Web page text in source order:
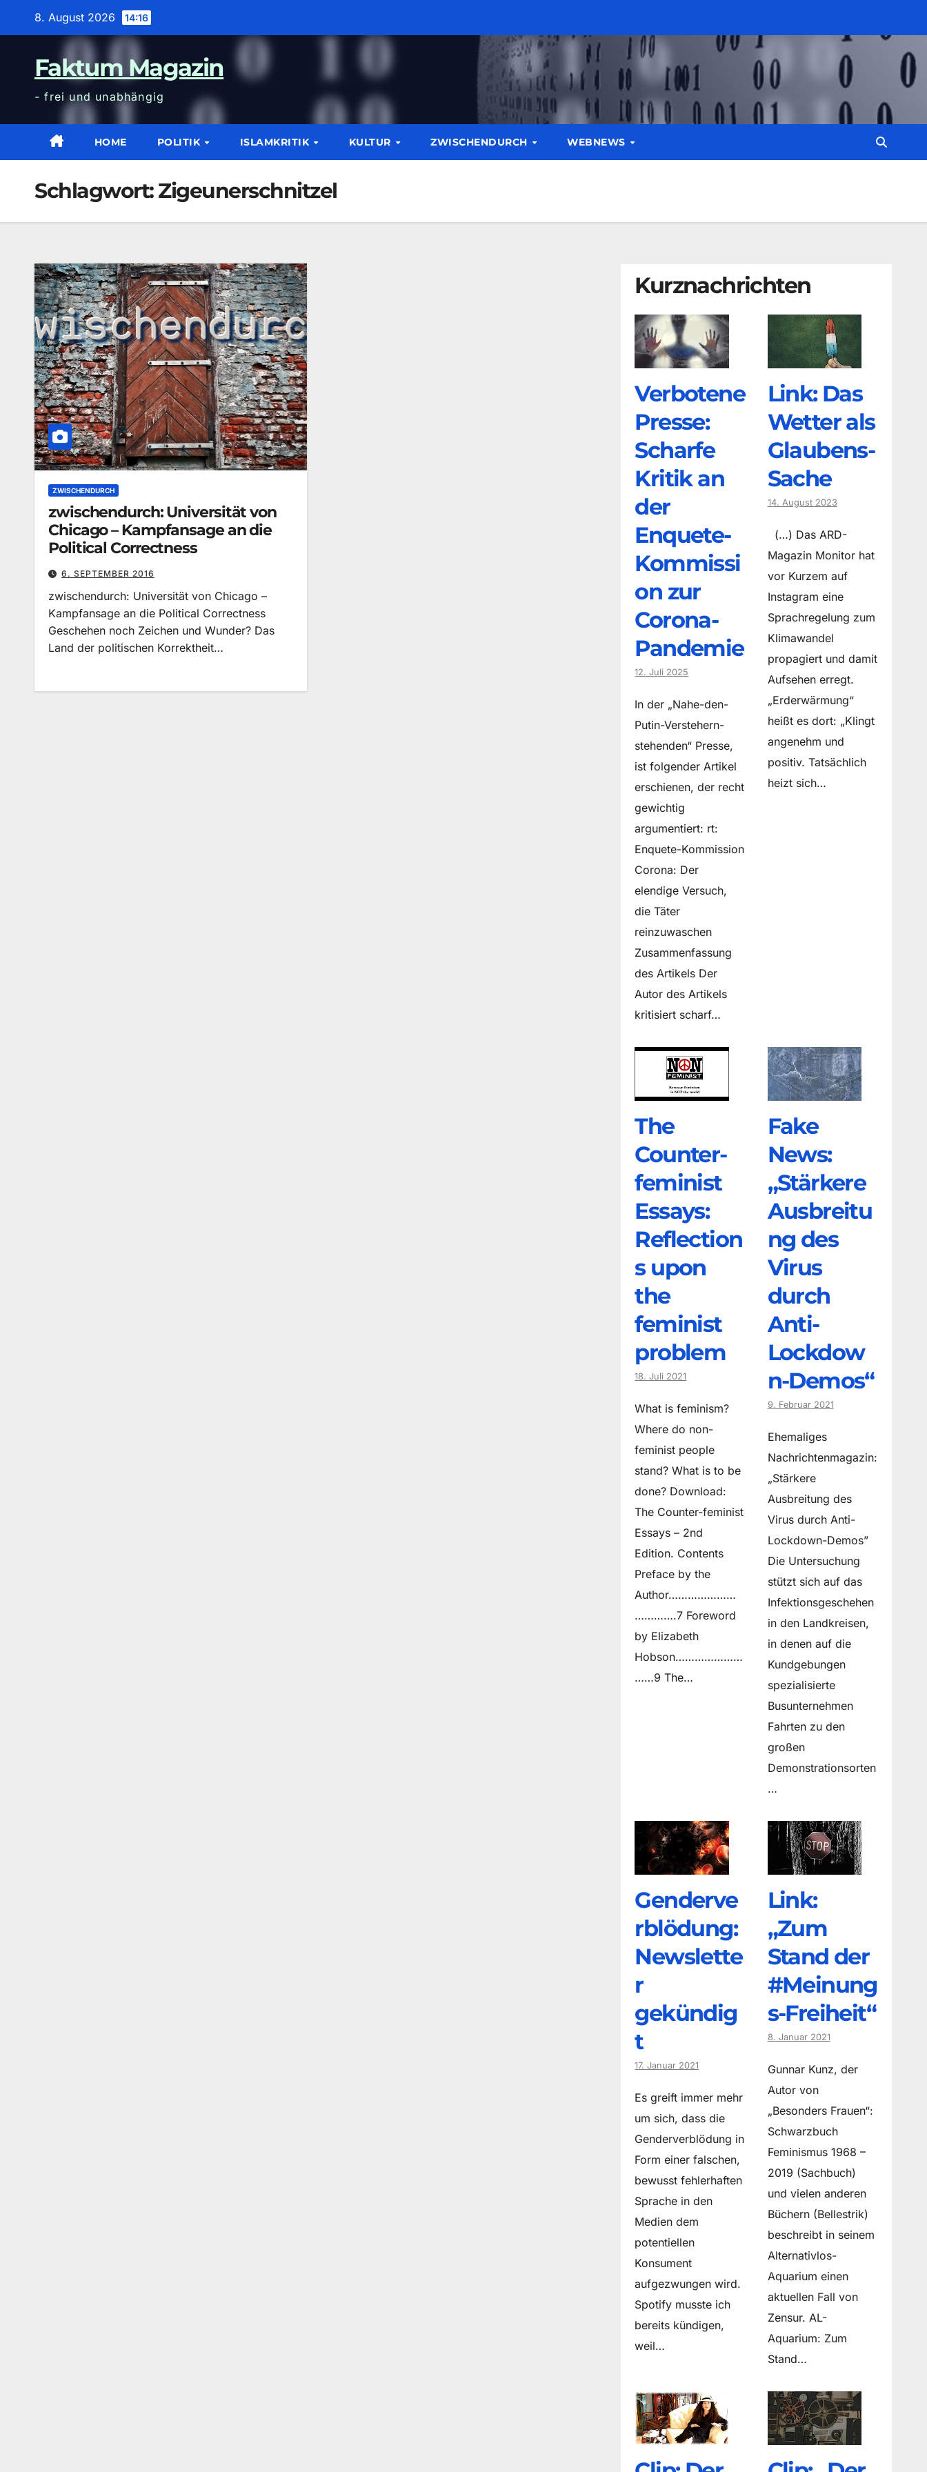
8. August 2026 14:16
Faktum Magazin
- frei und unabhängig
HOME POLITIK ISLAMKRITIK KULTUR ZWISCHENDURCH WEBNEWS
Schlagwort:Zigeunerschnitzel
ZWISCHENDURCH
zwischendurch: Universität von
Chicago – Kampfansage an die
Political Correctness
6. SEPTEMBER 2016
zwischendurch: Universität von Chicago –
Kampfansage an die Political Correctness
Geschehen noch Zeichen und Wunder? Das
Land der politischen Korrektheit…
Kurznachrichten
Verbotene
Presse:
Scharfe
Kritik an
der
Enquete-
Kommissi
on zur
Corona-
Pandemie
12. Juli 2025
In der „Nahe-den-
Putin-Verstehern-
stehenden“ Presse,
ist folgender Artikel
erschienen, der recht
gewichtig
argumentiert: rt:
Enquete-Kommission
Corona: Der
elendige Versuch,
die Täter
reinzuwaschen
Zusammenfassung
des Artikels Der
Autor des Artikels
kritisiert scharf…
Link: Das
Wetter als
Glaubens-
Sache
14. August 2023
(…) Das ARD-
Magazin Monitor hat
vor Kurzem auf
Instagram eine
Sprachregelung zum
Klimawandel
propagiert und damit
Aufsehen erregt.
„Erderwärmung“
heißt es dort: „Klingt
angenehm und
positiv. Tatsächlich
heizt sich…
The
Counter­
feminist
Essays:
Reflection
s upon
the
feminist
problem
18. Juli 2021
What is feminism?
Where do non­
feminist people
stand? What is to be
done? Download:
The Counter-feminist
Essays – 2nd
Edition. Contents
Preface by the
Author…………………
………….7 Foreword
by Elizabeth
Hobson…………………
……9 The…
Fake
News:
„Stärkere
Ausbreitu
ng des
Virus
durch
Anti-
Lockdow
n-Demos“
9. Februar 2021
Ehemaliges
Nachrichtenmagazin:
„Stärkere
Ausbreitung des
Virus durch Anti-
Lockdown-Demos”
Die Untersuchung
stützt sich auf das
Infektionsgeschehen
in den Landkreisen,
in denen auf die
Kundgebungen
spezialisierte
Busunternehmen
Fahrten zu den
großen
Demonstrationsorten
…
Genderve
rblödung:
Newslette
r
gekündig
t
17. Januar 2021
Es greift immer mehr
um sich, dass die
Genderverblödung in
Form einer falschen,
bewusst fehlerhaften
Sprache in den
Medien dem
potentiellen
Konsument
aufgezwungen wird.
Spotify musste ich
bereits kündigen,
weil…
Link:
„Zum
Stand der
#Meinung
s-Freiheit“
8. Januar 2021
Gunnar Kunz, der
Autor von
„Besonders Frauen“:
Schwarzbuch
Feminismus 1968 –
2019 (Sachbuch)
und vielen anderen
Büchern (Bellestrik)
beschreibt in seinem
Alternativlos-
Aquarium einen
aktuellen Fall von
Zensur. AL-
Aquarium: Zum
Stand…